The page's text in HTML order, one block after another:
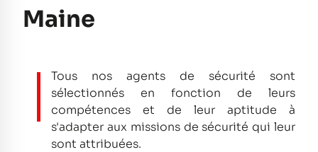
Maine
Tous nos agents de sécurité sont
sélectionnés en fonction de leurs
compétences et de leur aptitude à
s'adapter aux missions de sécurité qui leur
sont attribuées.